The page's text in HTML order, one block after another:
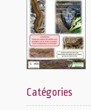
Catégories